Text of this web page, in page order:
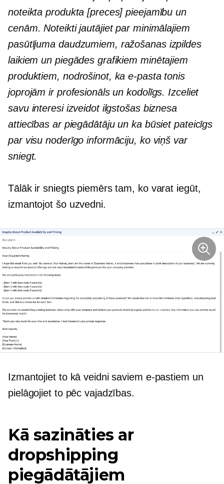
noteikta produkta [preces] pieejamību un
cenām. Noteikti jautājiet par minimālajiem
pasūtījuma daudzumiem, ražošanas izpildes
laikiem un piegādes grafikiem minētajiem
produktiem, nodrošinot, ka e-pasta tonis
joprojām ir profesionāls un kodolīgs. Izceliet
savu interesi izveidot ilgstošas ​​biznesa
attiecības ar piegādātāju un ka būsiet pateicīgs
par visu noderīgo informāciju, ko viņš var
sniegt.
Tālāk ir sniegts piemērs tam, ko varat iegūt,
izmantojot šo uzvedni.
Izmantojiet to kā veidni saviem e-pastiem un
pielāgojiet to pēc vajadzības.
Kā sazināties ar
dropshipping
piegādātājiem